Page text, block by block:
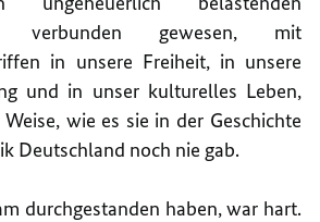
verbunden gewesen, mit
in unsere Freiheit, in unsere
und in unser kulturelles Leben,
wie es sie in der Geschichte
Deutschland noch nie gab.
durchgestanden haben, war hart.